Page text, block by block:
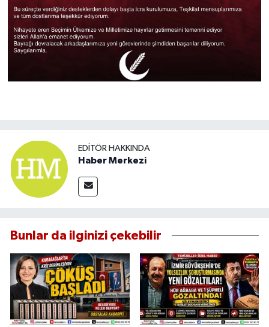
EDITÖR HAKKINDA
Haber Merkezi
Bunlar da ilginizi çekebilir